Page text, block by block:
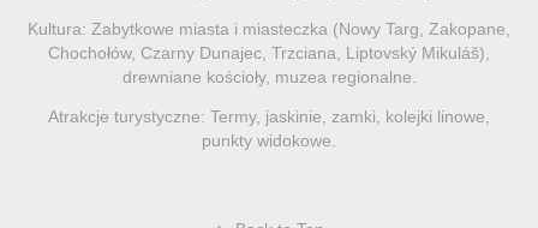
Kultura: Zabytkowe miasta i miasteczka (Nowy Targ, Zakopane,
Chochołów, Czarny Dunajec, Trzciana, Liptovský Mikuláš),
drewniane kościoły, muzea regionalne.
Atrakcje turystyczne: Termy, jaskinie, zamki, kolejki linowe,
punkty widokowe.